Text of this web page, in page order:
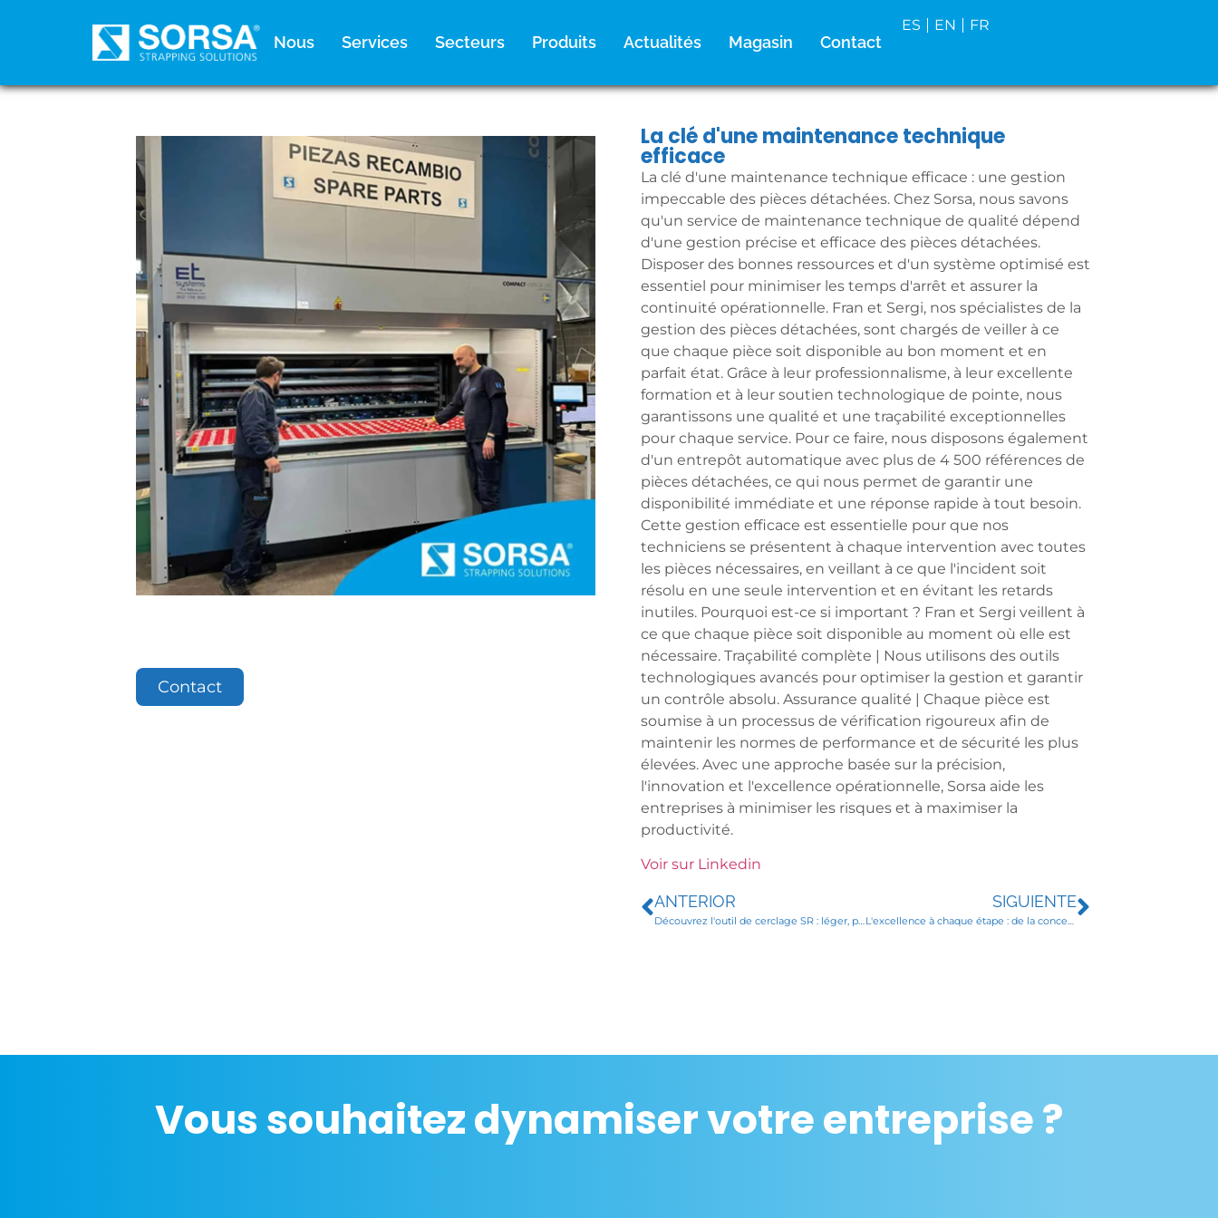
Nous Services Secteurs Produits Actualités Magasin Contact
ES EN FR
Contact
La clé d'une maintenance technique
efficace
La clé d'une maintenance technique efficace : une gestion
impeccable des pièces détachées. Chez Sorsa, nous savons
qu'un service de maintenance technique de qualité dépend
d'une gestion précise et efficace des pièces détachées.
Disposer des bonnes ressources et d'un système optimisé est
essentiel pour minimiser les temps d'arrêt et assurer la
continuité opérationnelle. Fran et Sergi, nos spécialistes de la
gestion des pièces détachées, sont chargés de veiller à ce
que chaque pièce soit disponible au bon moment et en
parfait état. Grâce à leur professionnalisme, à leur excellente
formation et à leur soutien technologique de pointe, nous
garantissons une qualité et une traçabilité exceptionnelles
pour chaque service. Pour ce faire, nous disposons également
d'un entrepôt automatique avec plus de 4 500 références de
pièces détachées, ce qui nous permet de garantir une
disponibilité immédiate et une réponse rapide à tout besoin.
Cette gestion efficace est essentielle pour que nos
techniciens se présentent à chaque intervention avec toutes
les pièces nécessaires, en veillant à ce que l'incident soit
résolu en une seule intervention et en évitant les retards
inutiles. Pourquoi est-ce si important ? Fran et Sergi veillent à
ce que chaque pièce soit disponible au moment où elle est
nécessaire. Traçabilité complète | Nous utilisons des outils
technologiques avancés pour optimiser la gestion et garantir
un contrôle absolu. Assurance qualité | Chaque pièce est
soumise à un processus de vérification rigoureux afin de
maintenir les normes de performance et de sécurité les plus
élevées. Avec une approche basée sur la précision,
l'innovation et l'excellence opérationnelle, Sorsa aide les
entreprises à minimiser les risques et à maximiser la
productivité.
Voir sur Linkedin
ANTERIOR
Découvrez l'outil de cerclage SR : léger, puissant et efficace
SIGUIENTE
Vous souhaitez dynamiser votre entreprise ?